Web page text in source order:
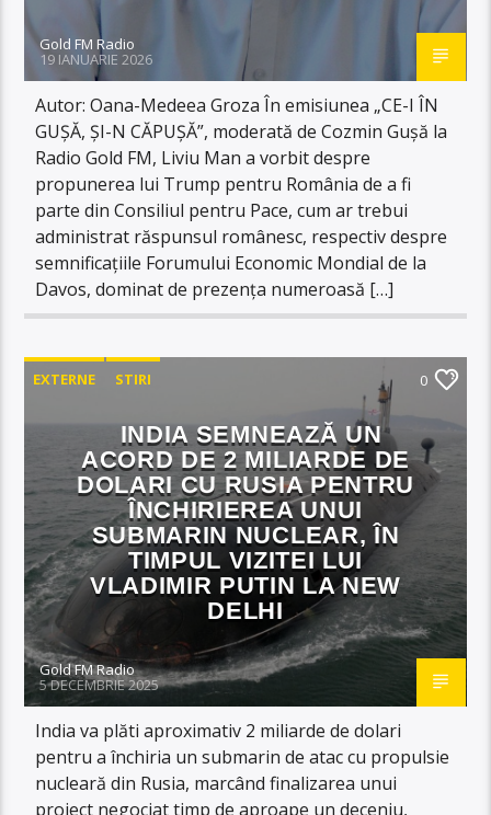
Gold FM Radio
19 IANUARIE 2026
Autor: Oana-Medeea Groza În emisiunea „CE-I ÎN
GUȘĂ, ȘI-N CĂPUȘĂ”, moderată de Cozmin Gușă la
Radio Gold FM, Liviu Man a vorbit despre
propunerea lui Trump pentru România de a fi
parte din Consiliul pentru Pace, cum ar trebui
administrat răspunsul românesc, respectiv despre
semnificațiile Forumului Economic Mondial de la
Davos, dominat de prezența numeroasă […]
EXTERNE STIRI 0
INDIA SEMNEAZĂ UN
ACORD DE 2 MILIARDE DE
DOLARI CU RUSIA PENTRU
ÎNCHIRIEREA UNUI
SUBMARIN NUCLEAR, ÎN
TIMPUL VIZITEI LUI
VLADIMIR PUTIN LA NEW
DELHI
Gold FM Radio
5 DECEMBRIE 2025
India va plăti aproximativ 2 miliarde de dolari
pentru a închiria un submarin de atac cu propulsie
nucleară din Rusia, marcând finalizarea unui
proiect negociat timp de aproape un deceniu,